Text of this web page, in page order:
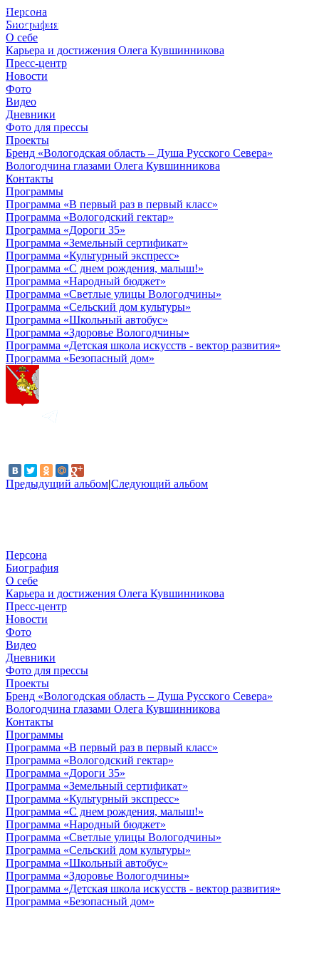
Персона
Биография
О себе
Карьера и достижения Олега Кувшинникова
Пресс-центр
Новости
Фото
Видео
Дневники
Фото для прессы
Проекты
Бренд «Вологодская область – Душа Русского Севера»
Вологодчина глазами Олега Кувшинникова
Контакты
Программы
Программа «В первый раз в первый класс»
Программа «Вологодский гектар»
Программа «Дороги 35»
Программа «Земельный сертификат»
Программа «Культурный экспресс»
Программа «С днем рождения, малыш!»
Программа «Народный бюджет»
Программа «Светлые улицы Вологодчины»
Программа «Сельский дом культуры»
Программа «Школьный автобус»
Программа «Здоровье Вологодчины»
Программа «Детская школа искусств - вектор развития»
Программа «Безопасный дом»
Предыдущий альбом|Следующий альбом
© 2012 - 2023,
КУВШИННИКОВ О.А.
Персона
Биография
О себе
Карьера и достижения Олега Кувшинникова
Пресс-центр
Новости
Фото
Видео
Дневники
Фото для прессы
Проекты
Бренд «Вологодская область – Душа Русского Севера»
Вологодчина глазами Олега Кувшинникова
Контакты
Программы
Программа «В первый раз в первый класс»
Программа «Вологодский гектар»
Программа «Дороги 35»
Программа «Земельный сертификат»
Программа «Культурный экспресс»
Программа «С днем рождения, малыш!»
Программа «Народный бюджет»
Программа «Светлые улицы Вологодчины»
Программа «Сельский дом культуры»
Программа «Школьный автобус»
Программа «Здоровье Вологодчины»
Программа «Детская школа искусств - вектор развития»
Программа «Безопасный дом»